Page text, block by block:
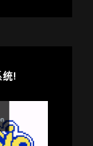
统!